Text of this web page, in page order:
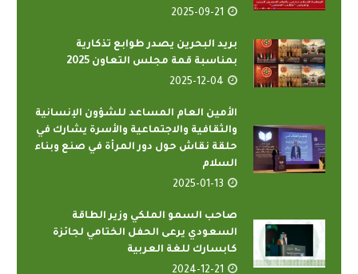
2025-09-21
بريد البحرين يصدر طوابع تذكارية
بمناسبة قمة مجلس التعاون 2025
2025-12-04
الأمين العام المساعد للشؤون الإنسانية
والثقافية والاجتماعية والأسرة يشارك في
حلقة نقاش حول دور المرأة في صنع وبناء
السلام
2025-01-13
صاحب السمو الملكي وزير الطاقة
السعودي يرعى الحفل الختامي لجائزة
كابسارك للغة العربية
2024-12-21